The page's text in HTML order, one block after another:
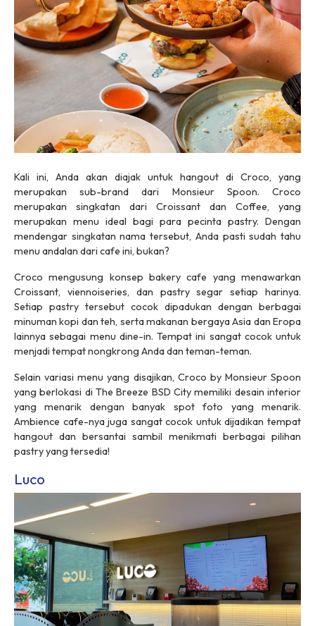
Kali ini, Anda akan diajak untuk hangout di Croco, yang
merupakan sub-brand dari Monsieur Spoon. Croco
merupakan singkatan dari Croissant dan Coffee, yang
merupakan menu ideal bagi para pecinta pastry. Dengan
mendengar singkatan nama tersebut, Anda pasti sudah tahu
menu andalan dari cafe ini, bukan?
Croco mengusung konsep bakery cafe yang menawarkan
Croissant, viennoiseries, dan pastry segar setiap harinya.
Setiap pastry tersebut cocok dipadukan dengan berbagai
minuman kopi dan teh, serta makanan bergaya Asia dan Eropa
lainnya sebagai menu dine-in. Tempat ini sangat cocok untuk
menjadi tempat nongkrong Anda dan teman-teman.
Selain variasi menu yang disajikan, Croco by Monsieur Spoon
yang berlokasi di The Breeze BSD City memiliki desain interior
yang menarik dengan banyak spot foto yang menarik.
Ambience cafe-nya juga sangat cocok untuk dijadikan tempat
hangout dan bersantai sambil menikmati berbagai pilihan
pastry yang tersedia!
Luco